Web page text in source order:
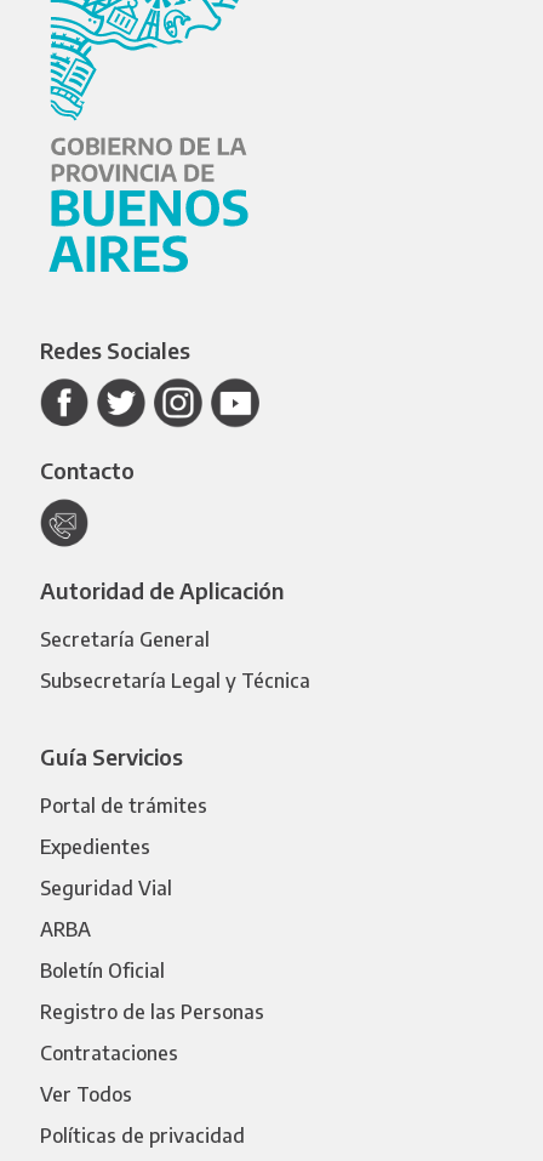
Redes Sociales
Contacto
Autoridad de Aplicación
Secretaría General
Subsecretaría Legal y Técnica
Guía Servicios
Portal de trámites
Expedientes
Seguridad Vial
ARBA
Boletín Oficial
Registro de las Personas
Contrataciones
Ver Todos
Políticas de privacidad